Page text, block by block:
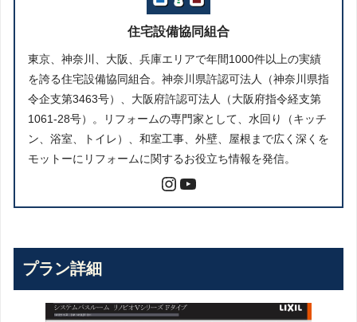
住宅設備協同組合
東京、神奈川、大阪、兵庫エリアで年間1000件以上の実績
を誇る住宅設備協同組合。神奈川県許認可法人（神奈川県指
令企支第3463号）、大阪府許認可法人（大阪府指令経支第
1061-28号）。リフォームの専門家として、水回り（キッチ
ン、浴室、トイレ）、和室工事、外壁、屋根まで広く深くを
モットーにリフォームに関するお役立ち情報を発信。
プラン詳細